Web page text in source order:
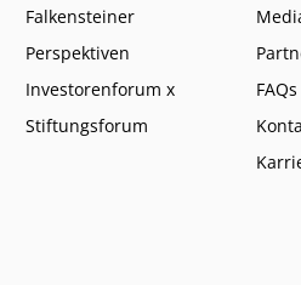
Falkensteiner
Perspektiven
Investorenforum x
Stiftungsforum
FAQs